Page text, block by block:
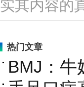
实其内容的
热门文章
BMJ：牛